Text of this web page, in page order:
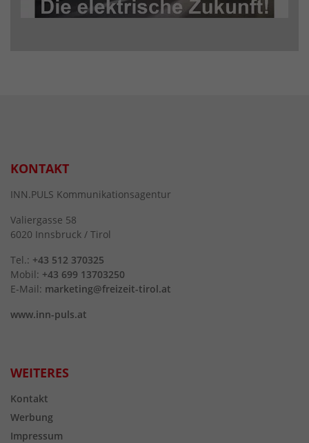
KONTAKT
INN.PULS Kommunikationsagentur
Valiergasse 58
6020 Innsbruck / Tirol
Tel.: +43 512 370325
Mobil: +43 699 13703250
E-Mail: marketing@freizeit-tirol.at
www.inn-puls.at
WEITERES
Kontakt
Werbung
Impressum